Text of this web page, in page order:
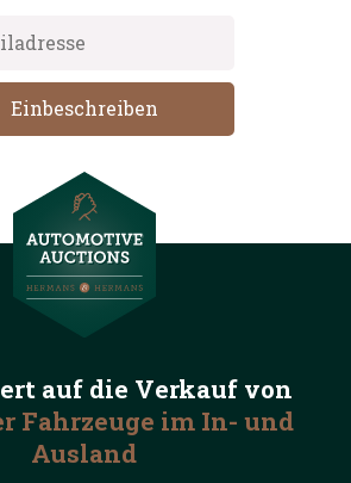
auf die Verkauf von
Fahrzeuge im In- und
Ausland